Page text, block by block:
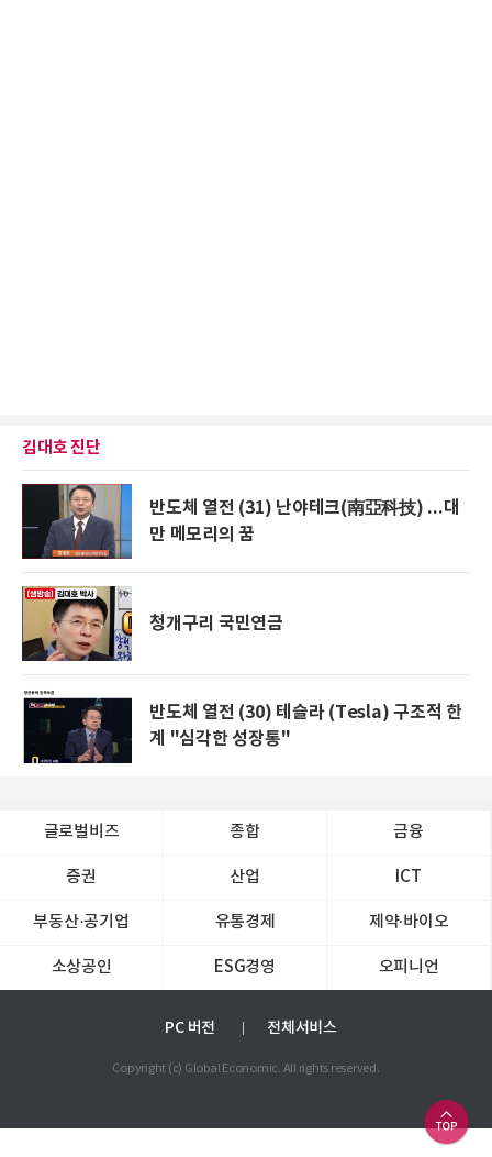
김대호 진단
반도체 열전 (31) 난야테크(南亞科技) ...대
만 메모리의 꿈
청개구리 국민연금
반도체 열전 (30) 테슬라 (Tesla) 구조적 한
계 "심각한 성장통"
글로벌비즈 종합 금융
증권 산업 ICT
부동산·공기업 유통경제 제약∙바이오
소상공인 ESG경영 오피니언
PC 버전 전체서비스
Copyright (c) Global Economic. All rights reserved.